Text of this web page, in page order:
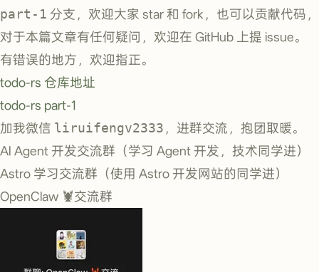
part-1 分支，欢迎大家 star 和 fork，也可以贡献代码，
对于本篇文章有任何疑问，欢迎在 GitHub 上提 issue。
有错误的地方，欢迎指正。
todo-rs 仓库地址
todo-rs part-1
加我微信 liruifengv2333 ，进群交流，抱团取暖。
AI Agent 开发交流群（学习 Agent 开发，技术同学进）
Astro 学习交流群（使用 Astro 开发网站的同学进）
OpenClaw 🦞交流群